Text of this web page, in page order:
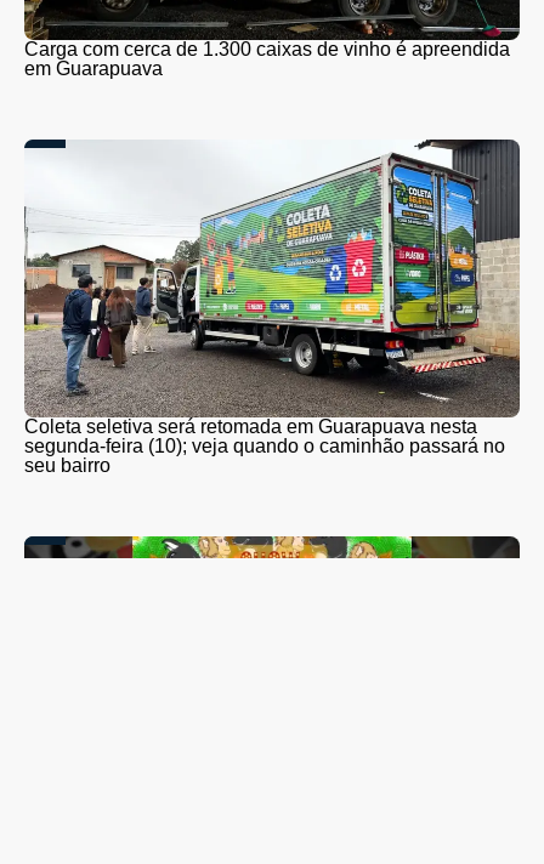
Carga com cerca de 1.300 caixas de vinho é apreendida
em Guarapuava
Coleta seletiva será retomada em Guarapuava nesta
segunda-feira (10); veja quando o caminhão passará no
seu bairro